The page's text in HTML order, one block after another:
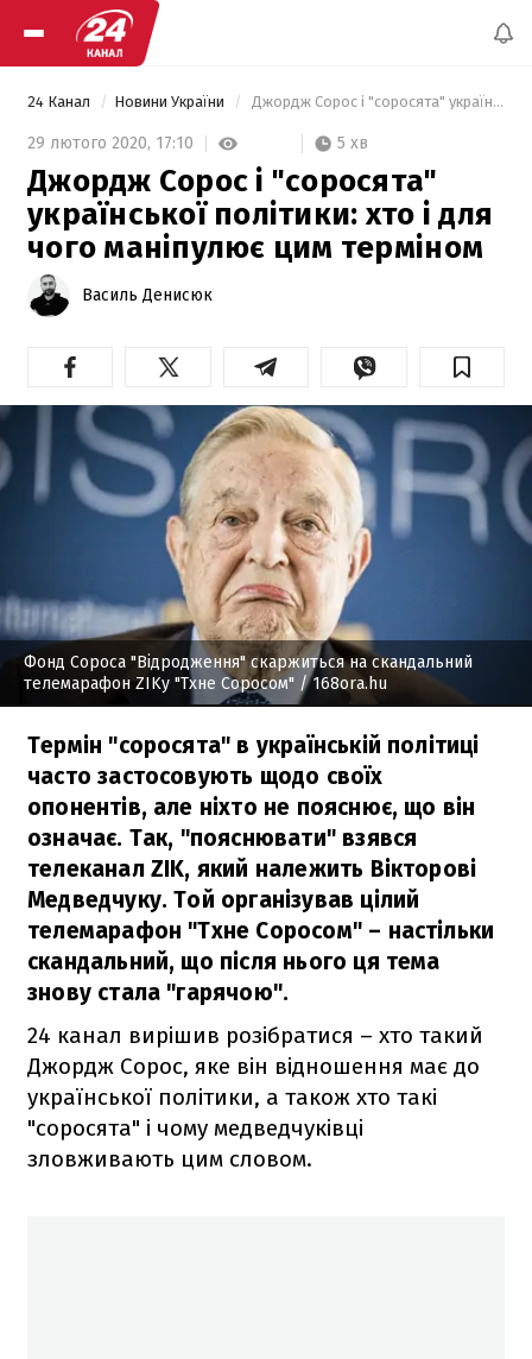
24 Канал Новини України Джордж Сорос і "соросята" української політики: хто і для чого маніпулює цим терміном
29 лютого 2020, 17:10 5 хв
Джордж Сорос і "соросята"
української політики: хто і для
чого маніпулює цим терміном
Василь Денисюк
Фонд Сороса "Відродження" скаржиться на скандальний
телемарафон ZIKу "Тхне Соросом" / 168ora.hu
Термін "соросята" в українській політиці
часто застосовують щодо своїх
опонентів, але ніхто не пояснює, що він
означає. Так, "пояснювати" взявся
телеканал ZIK, який належить Вікторові
Медведчуку. Той організував цілий
телемарафон "Тхне Соросом" – настільки
скандальний, що після нього ця тема
знову стала "гарячою".
24 канал вирішив розібратися – хто такий
Джордж Сорос, яке він відношення має до
української політики, а також хто такі
"соросята" і чому медведчуківці
зловживають цим словом.